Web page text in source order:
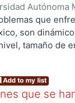
Autónoma
y Artes para el
,2021-12-10)
que
son
tamaño de
de proyecto
Add to my list
que se